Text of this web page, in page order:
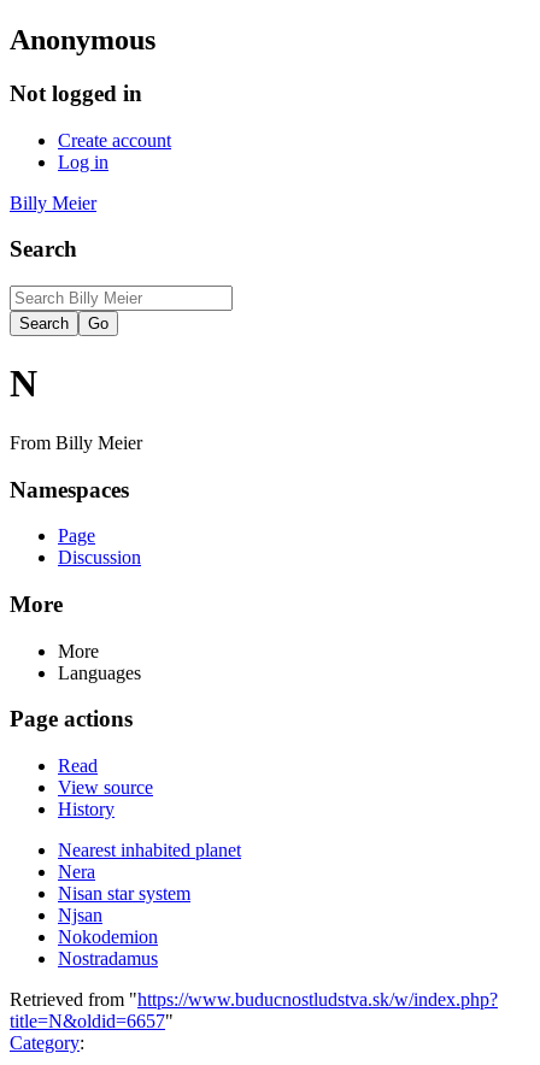
Anonymous
Not logged in
Create account
Log in
Billy Meier
Search
N
From Billy Meier
Namespaces
Page
Discussion
More
More
Languages
Page actions
Read
View source
History
Nearest inhabited planet
Nera
Nisan star system
Njsan
Nokodemion
Nostradamus
Retrieved from "https://www.buducnostludstva.sk/w/index.php?
title=N&oldid=6657"
Category: